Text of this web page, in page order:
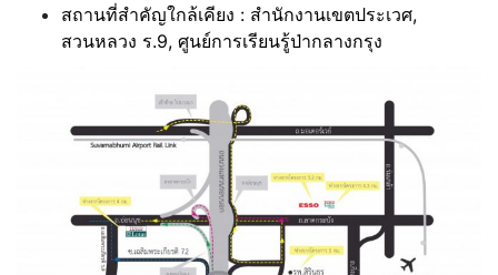
สถานที่สำคัญใกล้เคียง : สำนักงานเขตประเวศ,
สวนหลวง ร.9, ศูนย์การเรียนรู้ป่ากลางกรุง